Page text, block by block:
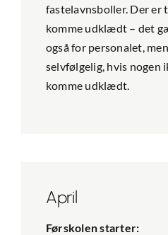
fastelavnsboller. Der
komme udklædt – det
også for personalet,
selvfølgelig, hvis nogen
komme udklædt.
April
Førskolen starter: